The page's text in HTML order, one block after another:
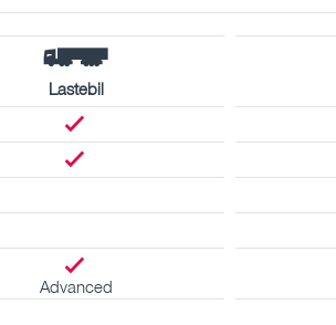
Lastebil
Advanced